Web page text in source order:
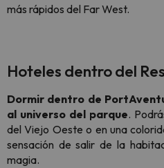
más rápidos del Far West.
Hoteles dentro del
Dormir dentro de
al universo del parque.
del Viejo Oeste o en una
sensación de salir de la
magia.